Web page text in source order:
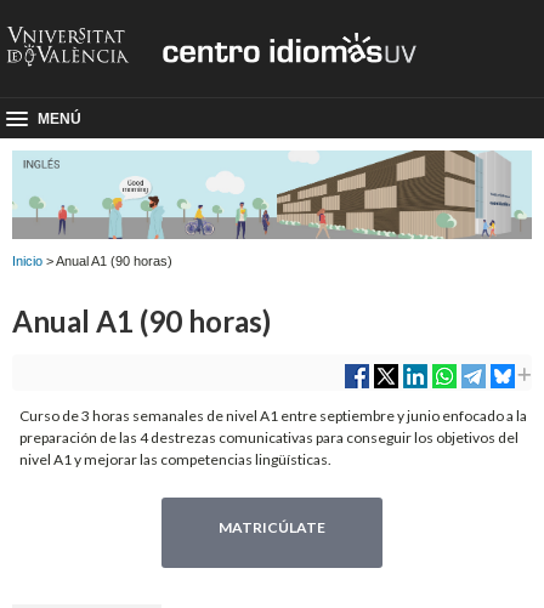
MENÚ
Inicio > Anual A1 (90 horas)
Anual A1 (90 horas)
Curso de 3 horas semanales de nivel A1 entre septiembre y junio enfocado a la
preparación de las 4 destrezas comunicativas para conseguir los objetivos del
nivel A1 y mejorar las competencias lingüísticas.
MATRICÚLATE